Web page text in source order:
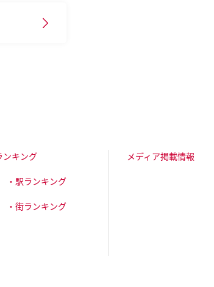
ンキング
・駅ランキング
・街ランキング
メディア掲載情報